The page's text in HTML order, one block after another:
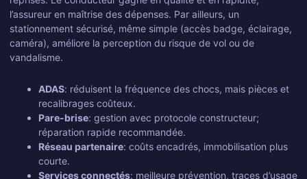
l’assureur en maîtrise des dépenses. Par ailleurs, un
stationnement sécurisé, même simple (accès badge, éclairage,
caméra), améliore la perception du risque de vol ou de
vandalisme.
ADAS: réduisent la fréquence des chocs, mais pièces et
recalibrages coûteux.
Pare-brise: gestion avec protocole constructeur;
réparation rapide recommandée.
Réseau partenaire: coûts encadrés, immobilisation plus
courte.
Services connectés: meilleure prévention, traces d’usage